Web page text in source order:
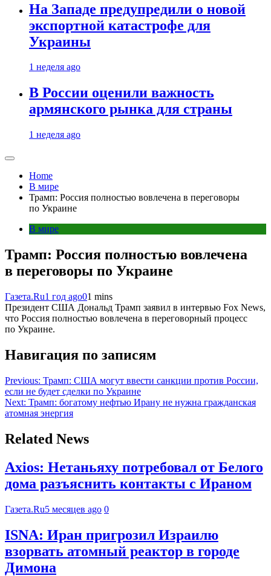
На Западе предупредили о новой
экспортной катастрофе для
Украины
1 неделя ago
В России оценили важность
армянского рынка для страны
1 неделя ago
Home
В мире
Трамп: Россия полностью вовлечена в переговоры
по Украине
В мире
Трамп: Россия полностью вовлечена
в переговоры по Украине
Газета.Ru1 год ago01 mins
Президент США Дональд Трамп заявил в интервью Fox News,
что Россия полностью вовлечена в переговорный процесс
по Украине.
Навигация по записям
Previous: Трамп: США могут ввести санкции против России,
если не будет сделки по Украине
Next: Трамп: богатому нефтью Ирану не нужна гражданская
атомная энергия
Related News
Axios: Нетаньяху потребовал от Белого
дома разъяснить контакты с Ираном
Газета.Ru5 месяцев ago 0
ISNA: Иран пригрозил Израилю
взорвать атомный реактор в городе
Димона